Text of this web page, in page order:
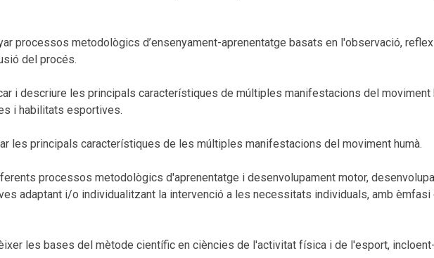
processos metodològics d’ensenyament-aprenentatge basats en l'observació,
del procés.
i descriure les principals característiques de múltiples manifestacions del moviment
i habilitats esportives.
les principals característiques de les múltiples manifestacions del moviment humà.
processos metodològics d'aprenentatge i desenvolupament motor,
adaptant i/o individualitzant la intervenció a les necessitats individuals, amb
les bases del mètode científic en ciències de l'activitat física i de l'esport,